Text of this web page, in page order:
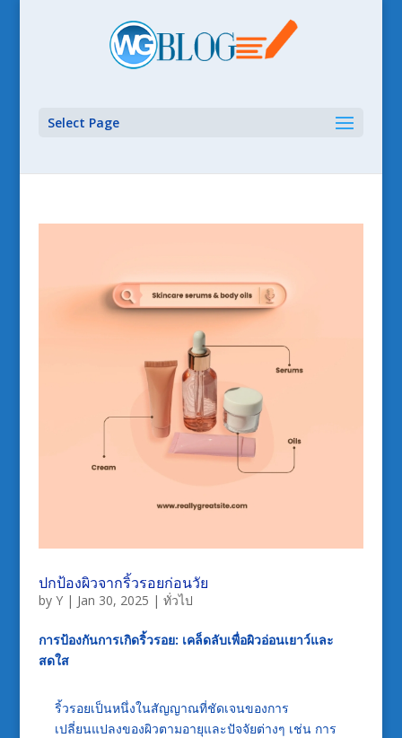
Select Page
ปกป้องผิวจากริ้วรอยก่อนวัย
by Y| Jan 30, 2025 | ทั่วไป
การป้องกันการเกิดริ้วรอย: เคล็ดลับเพื่อผิวอ่อนเยาว์และ
สดใส
ริ้วรอยเป็นหนึ่งในสัญญาณที่ชัดเจนของการ
เปลี่ยนแปลงของผิวตามอายุและปัจจัยต่างๆ เช่น การ